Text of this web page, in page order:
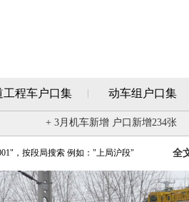
工程车户口集 动车组户口集
+ 3月机车新增 户口新增234张
，按段局搜索 例如："上局沪段" 全